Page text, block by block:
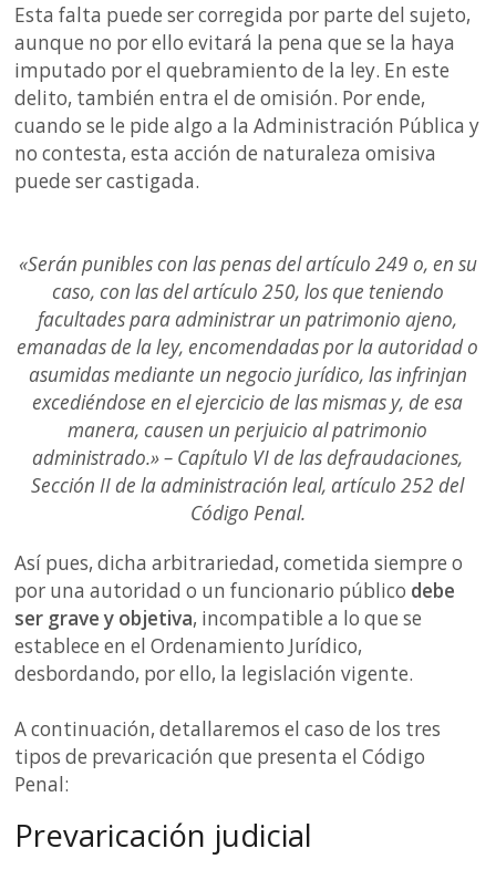
Esta falta puede ser corregida por parte del sujeto,
aunque no por ello evitará la pena que se la haya
imputado por el quebramiento de la ley. En este
delito, también entra el de omisión. Por ende,
cuando se le pide algo a la Administración Pública y
no contesta, esta acción de naturaleza omisiva
puede ser castigada.
«Serán punibles con las penas del artículo 249 o, en su
caso, con las del artículo 250, los que teniendo
facultades para administrar un patrimonio ajeno,
emanadas de la ley, encomendadas por la autoridad o
asumidas mediante un negocio jurídico, las infrinjan
excediéndose en el ejercicio de las mismas y, de esa
manera, causen un perjuicio al patrimonio
administrado.» – Capítulo VI de las defraudaciones,
Sección II de la administración leal, artículo 252 del
Código Penal.
Así pues, dicha arbitrariedad, cometida siempre o
por una autoridad o un funcionario público debe
ser grave y objetiva, incompatible a lo que se
establece en el Ordenamiento Jurídico,
desbordando, por ello, la legislación vigente.
A continuación, detallaremos el caso de los tres
tipos de prevaricación que presenta el Código
Penal:
Prevaricación judicial